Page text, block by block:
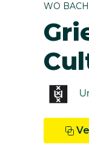
WO